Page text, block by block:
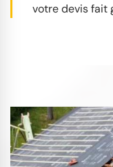
votre devis fait